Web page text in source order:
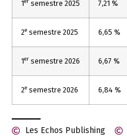
1 semestre 2025 7,21 %
2e semestre 2025 6,65 %
1er semestre 2026 6,67 %
2e semestre 2026 6,84 %
Les Echos Publishing